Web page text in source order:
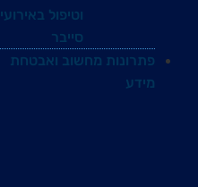
וטיפול באירועי
סייבר
פתרונות מחשוב ואבטחת
מידע